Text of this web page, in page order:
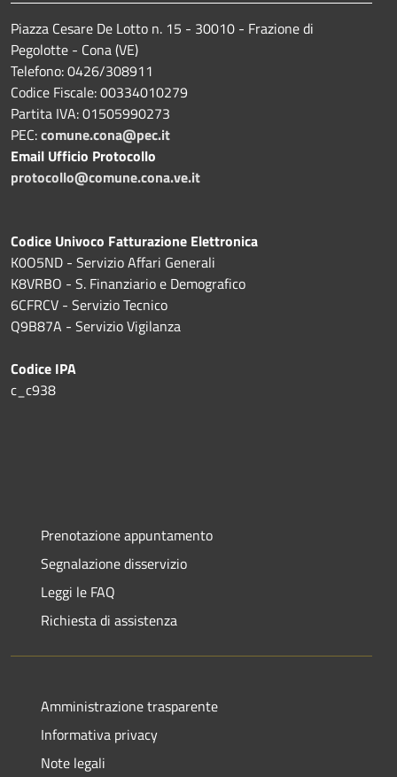
Piazza Cesare De Lotto n. 15 - 30010 - Frazione di
Pegolotte - Cona (VE)
Telefono: 0426/308911
Codice Fiscale: 00334010279
Partita IVA: 01505990273
PEC:comune.cona@pec.it
Email Ufficio Protocollo
protocollo@comune.cona.ve.it
Codice Univoco Fatturazione Elettronica
K0O5ND - Servizio Affari Generali
K8VRBO - S. Finanziario e Demografico
6CFRCV - Servizio Tecnico
Q9B87A - Servizio Vigilanza
Codice IPA
c_c938
Prenotazione appuntamento
Segnalazione disservizio
Leggi le FAQ
Richiesta di assistenza
Amministrazione trasparente
Informativa privacy
Note legali